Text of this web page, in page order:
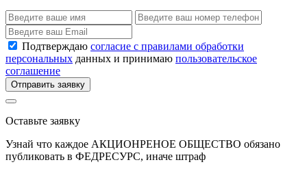
Подтверждаю согласие с правилами обработки
персональных данных и принимаю пользовательское
соглашение
Отправить заявку
Оставьте заявку
Узнай что каждое АКЦИОНРЕНОЕ ОБЩЕСТВО обязано
публиковать в ФЕДРЕСУРС, иначе штраф